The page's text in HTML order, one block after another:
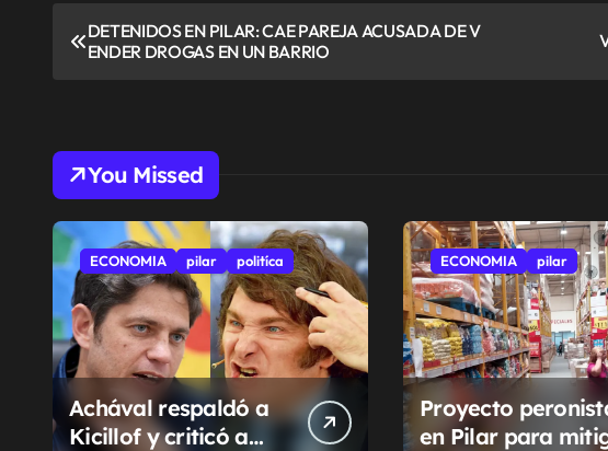
N
e
g
a
i
ó
n
DETENIDOS EN PILAR: CAE PAREJA ACUSADA DE V
ENDER DROGAS EN UN BARRIO
You Missed
ECONOMIA pilar politíca
Achával respaldó a
Kicillof y criticó a
ECONOMIA pilar
Proyecto
en Pilar para